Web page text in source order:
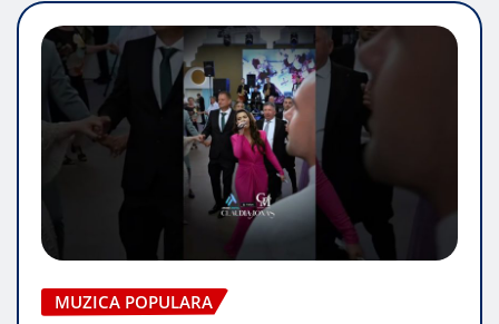
MUZICA POPULARA